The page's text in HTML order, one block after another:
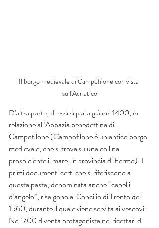
Il borgo medievale di Campofilone con vista
sull'Adriatico
D'altra parte, di essi si parla già nel 1400, in
relazione all’Abbazia benedettina di
Campofilone (Campofilone è un antico borgo
medievale, che si trova su una collina
prospiciente il mare, in provincia di Fermo). I
primi documenti certi che si riferiscono a
questa pasta, denominata anche “capelli
d’angelo”, risalgono al Concilio di Trento del
1560, durante il quale viene servita ai vescovi.
Nel ‘700 diventa protagonista nei ricettari di